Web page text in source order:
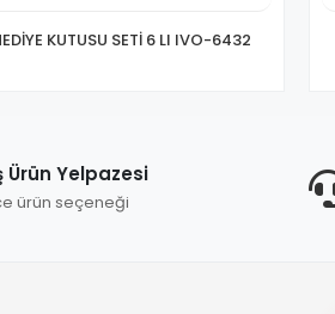
KUTUSU SETİ 6 LI IVO-6432
Ürün Yelpazesi
ürün seçeneği